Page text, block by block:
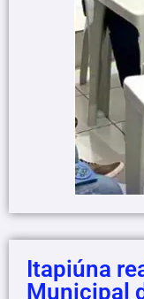
Itapiúna
Municipal